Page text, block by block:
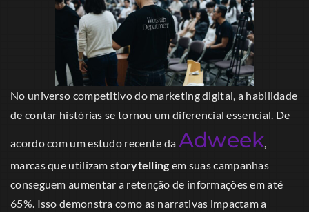
No universo competitivo do marketing digital, a habilidade
de contar histórias se tornou um diferencial essencial. De
acordo com um estudo recente da Adweek,
marcas que utilizamstorytelling em suas campanhas
conseguem aumentar a retenção de informações em até
65%. Isso demonstra como as narrativas impactam a